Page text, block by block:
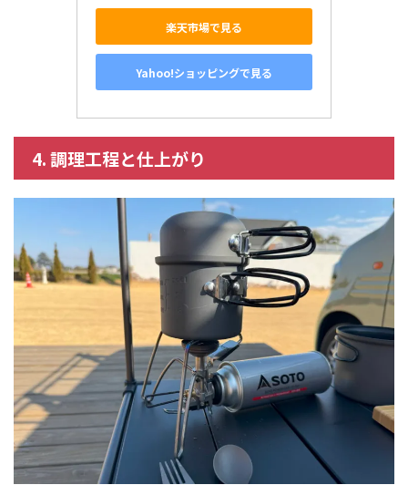
楽天市場で見る
Yahoo!ショッピングで見る
4. 調理工程と仕上がり